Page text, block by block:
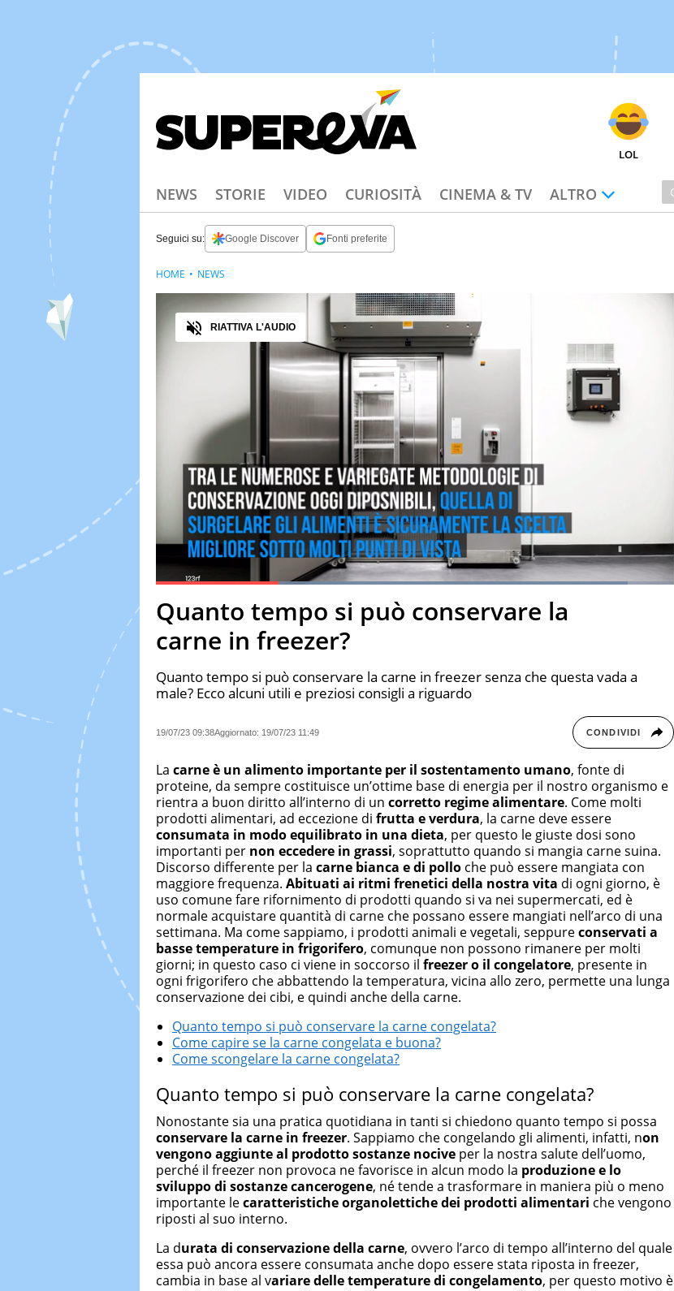
LOL
NEWS STORIE VIDEO CURIOSITÀ CINEMA & TV ALTRO
Seguici su: Google Discover Fonti preferite
PauseUnmute
Loaded:91.12%
Fullscreen
Audio
RIATTIVA L'AUDIO
Quanto tempo si può conservare la
carne in freezer?
Quanto tempo si può conservare la carne in freezer senza che questa vada a
male? Ecco alcuni utili e preziosi consigli a riguardo
19/07/23 09:38Aggiornato: 19/07/23 11:49 CONDIVIDI
HOME NEWS
La carne è un alimento importante per il sostentamento umano, fonte di
proteine, da sempre costituisce un’ottime base di energia per il nostro organismo e
rientra a buon diritto all’interno di un corretto regime alimentare. Come molti
prodotti alimentari, ad eccezione di frutta e verdura, la carne deve essere
consumata in modo equilibrato in una dieta, per questo le giuste dosi sono
importanti per non eccedere in grassi, soprattutto quando si mangia carne suina.
Discorso differente per la carne bianca e di pollo che può essere mangiata con
maggiore frequenza. Abituati ai ritmi frenetici della nostra vita di ogni giorno, è
uso comune fare rifornimento di prodotti quando si va nei supermercati, ed è
normale acquistare quantità di carne che possano essere mangiati nell’arco di una
settimana. Ma come sappiamo, i prodotti animali e vegetali, seppureconservati a
basse temperature in frigorifero, comunque non possono rimanere per molti
giorni; in questo caso ci viene in soccorso il freezer o il congelatore, presente in
ogni frigorifero che abbattendo la temperatura, vicina allo zero, permette una lunga
conservazione dei cibi, e quindi anche della carne.
Quanto tempo si può conservare la carne congelata?
Come capire se la carne congelata e buona?
Come scongelare la carne congelata?
Quanto tempo si può conservare la carne congelata?
Nonostante sia una pratica quotidiana in tanti si chiedono quanto tempo si possa
conservare la carne in freezer. Sappiamo che congelando gli alimenti, infatti, non
vengono aggiunte al prodotto sostanze nocive per la nostra salute dell’uomo,
perché il freezer non provoca ne favorisce in alcun modo la produzione e lo
sviluppo di sostanze cancerogene, né tende a trasformare in maniera più o meno
importante lecaratteristiche organolettiche dei prodotti alimentari che vengono
riposti al suo interno.
La durata di conservazione della carne, ovvero l’arco di tempo all’interno del quale
essa può ancora essere consumata anche dopo essere stata riposta in freezer,
cambia in base al variare delle temperature di congelamento, per questo motivo è